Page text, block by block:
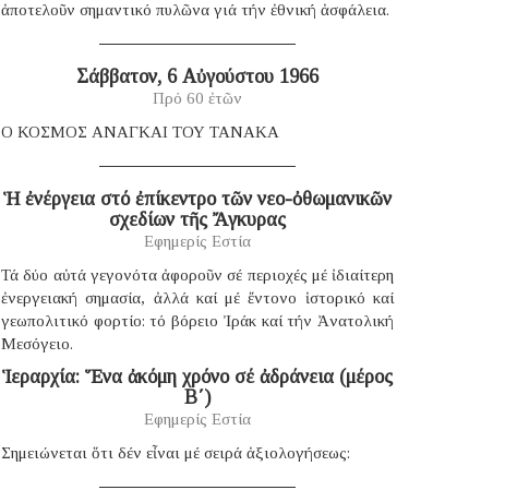
ἀποτελοῦν σημαντικό πυλῶνα γιά τήν ἐθνική ἀσφάλεια.
Σάββατον, 6 Αὐγούστου 1966
Πρό 60 ἐτῶν
Ο ΚΟΣΜΟΣ ΑΝΑΓΚΑΙ ΤΟΥ ΤΑΝΑΚΑ
Ἡ ἐνέργεια στό ἐπίκεντρο τῶν νεο-ὀθωμανικῶν
σχεδίων τῆς Ἄγκυρας
Εφημερίς Εστία
Τά δύο αὐτά γεγονότα ἀφοροῦν σέ περιοχές μέ ἰδιαίτερη
ἐνεργειακή σημασία, ἀλλά καί μέ ἔντονο ἱστορικό καί
γεωπολιτικό φορτίο: τό βόρειο Ἰράκ καί τήν Ἀνατολική
Μεσόγειο.
Ἱεραρχία: Ἕνα ἀκόμη χρόνο σέ ἀδράνεια (μέρος
B΄)
Εφημερίς Εστία
Σημειώνεται ὅτι δέν εἶναι μέ σειρά ἀξιολογήσεως: